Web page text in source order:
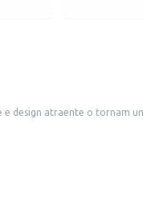
e design atraente o tornam